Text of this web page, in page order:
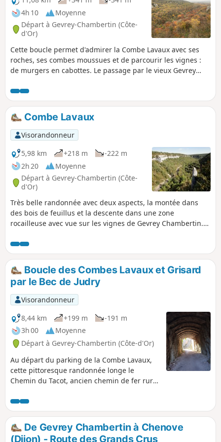
4h 10
Moyenne
Départ à Gevrey-Chambertin (Côte-
d'Or)
Cette boucle permet d'admirer la Combe Lavaux avec ses
roches, ses combes moussues et de parcourir les vignes :
de murgers en cabottes. Le passage par le vieux Gevrey
au patrimoine culturel (viticulture, château clunisien ...)
Combe Lavaux
Visorandonneur
5,98 km
+218 m
-222 m
2h 20
Moyenne
Départ à Gevrey-Chambertin (Côte-
d'Or)
Très belle randonnée avec deux aspects, la montée dans
des bois de feuillus et la descente dans une zone
rocailleuse avec vue sur les vignes de Gevrey Chambertin.
délicates. Être bien chaussé.
Boucle des Combes Lavaux et Grisard
par le Bec de Judry
Visorandonneur
8,44 km
+199 m
-191 m
3h 00
Moyenne
Départ à Gevrey-Chambertin (Côte-d'Or)
Au départ du parking de la Combe Lavaux,
cette pittoresque randonnée longe le
Chemin du Tacot, ancien chemin de fer rural
découvrirez le tunnel de la Combe Grisard,
percé dans la roche, le belvédère de la
Combe de Morey-Saint-Denis, le centre
équestre de la Ferme de la Buère, et la
De Gevrey Chambertin à Chenove
(Dijon) - Route des Grands Crus